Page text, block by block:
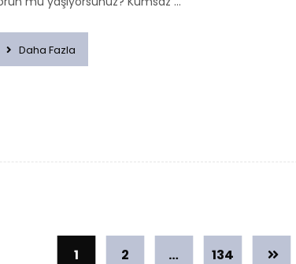
Daha Fazla
1 2 … 134